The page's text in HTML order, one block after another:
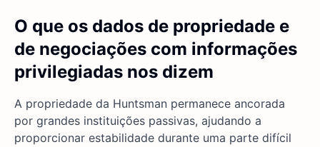
O que os dados de propriedade e
de negociações com informações
privilegiadas nos dizem
A propriedade da Huntsman permanece ancorada
por grandes instituições passivas, ajudando a
proporcionar estabilidade durante uma parte difícil